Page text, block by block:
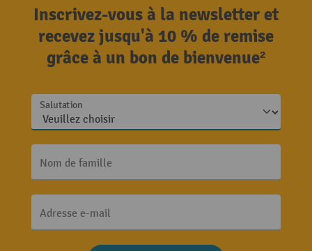
Inscrivez-vous à la newsletter et
recevez jusqu'à 10 % de remise
grâce à un bon de bienvenue²
Salutation
Nom de famille
Adresse e-mail